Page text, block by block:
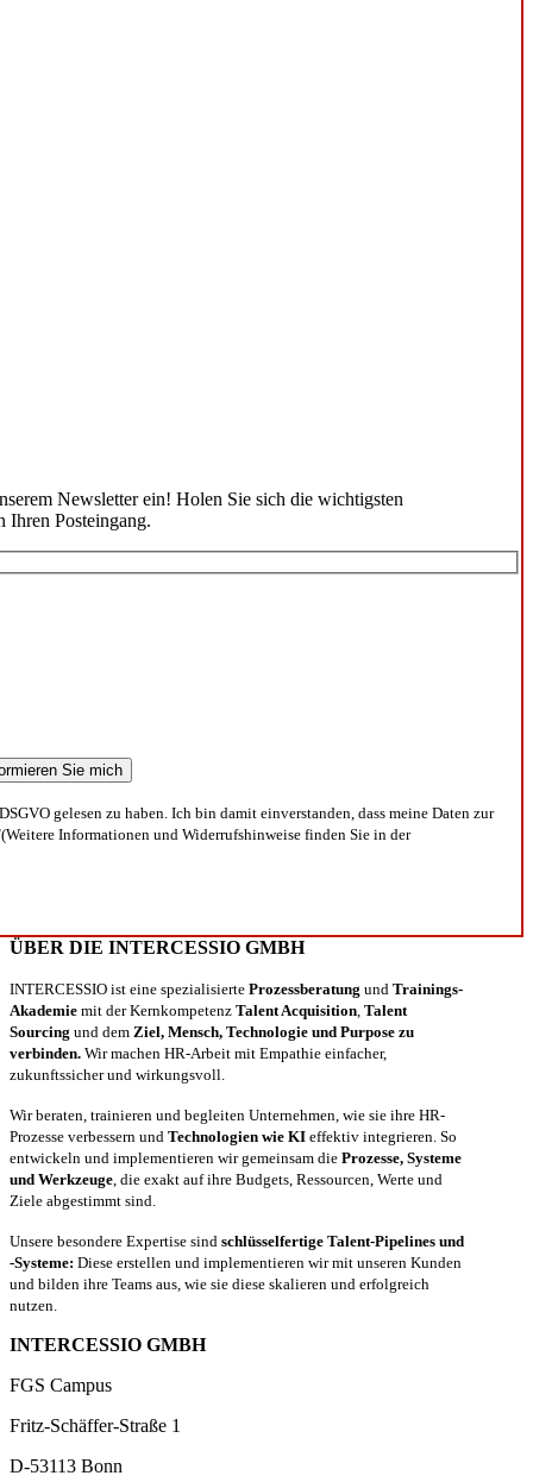
Newsletter ein! Holen Sie sich die wichtigsten
Ihren Posteingang.
gelesen zu haben. Ich bin damit einverstanden, dass meine Daten zur
Informationen und Widerrufshinweise finden Sie in der
ÜBER DIE INTERCESSIO GMBH
INTERCESSIO ist eine spezialisierte Prozessberatung und Trainings-
Akademie mit der Kernkompetenz Talent Acquisition Talent
Sourcing und dem Ziel, Mensch, Technologie und Purpose zu
verbinden. Wir machen HR-Arbeit mit Empathie einfacher,
zukunftssicher und wirkungsvoll.
Wir beraten, trainieren und begleiten Unternehmen, wie sie ihre HR-
Prozesse verbessern und Technologien wie KI effektiv integrieren. So
entwickeln und implementieren wir gemeinsam die Prozesse, Systeme
und Werkzeuge , die exakt auf ihre Budgets, Ressourcen, Werte und
Ziele abgestimmt sind.
Unsere besondere Expertise sind schlüsselfertige Talent-Pipelines und
-Systeme: Diese erstellen und implementieren wir mit unseren Kunden
und bilden ihre Teams aus, wie sie diese skalieren und erfolgreich
nutzen.
INTERCESSIO GMBH
FGS Campus
Fritz-Schäffer-Straße 1
D-53113 Bonn